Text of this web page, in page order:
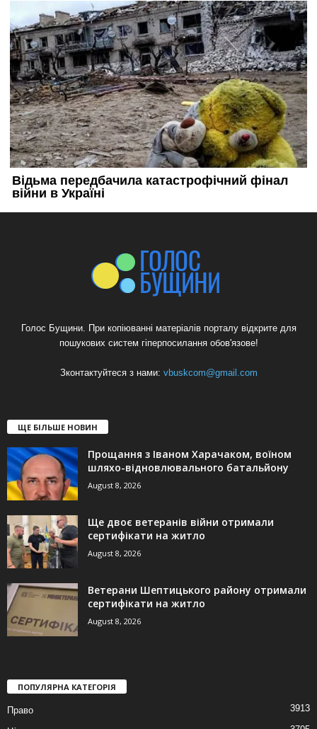
Голос Бущини. При копіюванні матеріалів порталу відкрите для
пошукових систем гіперпосилання обов'язове!
Зконтактуйтеся з нами: vbuskcom@gmail.com
ЩЕ БІЛЬШЕ НОВИН
Прощання з Іваном Харачаком, воїном
шляхо-відновлювального батальйону
August 8, 2026
Ще двоє ветеранів війни отримали
сертифікати на житло
August 8, 2026
Ветерани Шептицького району отримали
сертифікати на житло
August 8, 2026
ПОПУЛЯРНА КАТЕГОРІЯ
Право 3913